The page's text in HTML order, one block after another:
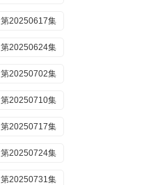
第20250617集
第20250624集
第20250702集
第20250710集
第20250717集
第20250724集
第20250731集